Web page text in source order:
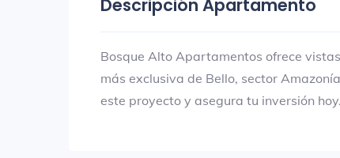
Descripción Apartamento
Bosque Alto Apartamentos ofrece
más exclusiva de Bello, sector
este proyecto y asegura tu inversión hoy.